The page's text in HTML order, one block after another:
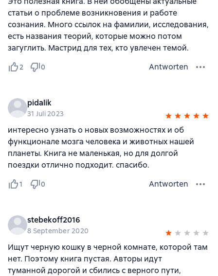
статьи о проблеме возникновения и работе
сознания. Много ссылок на фамилии, исследования,
есть названия теорий, которые можно потом
загуглить. Мастрид для тех, кто увлечен темой.
2 0 Antworten
pidalik
31 Juli 2023
интересно узнать о новых возможностях и об
функционале мозга человека и животных нашей
планеты. Книга не маленькая, но для долгой
поездки отлично подходит. спасибо.
1 0 Antworten
stebekoff2016
8 September 2020
Ищут черную кошку в черной комнате, которой там
нет. Поэтому книга пустая. Авторы идут
туманной дорогой и сбились с верного пути,